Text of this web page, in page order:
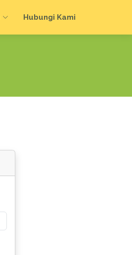
Hubungi Kami